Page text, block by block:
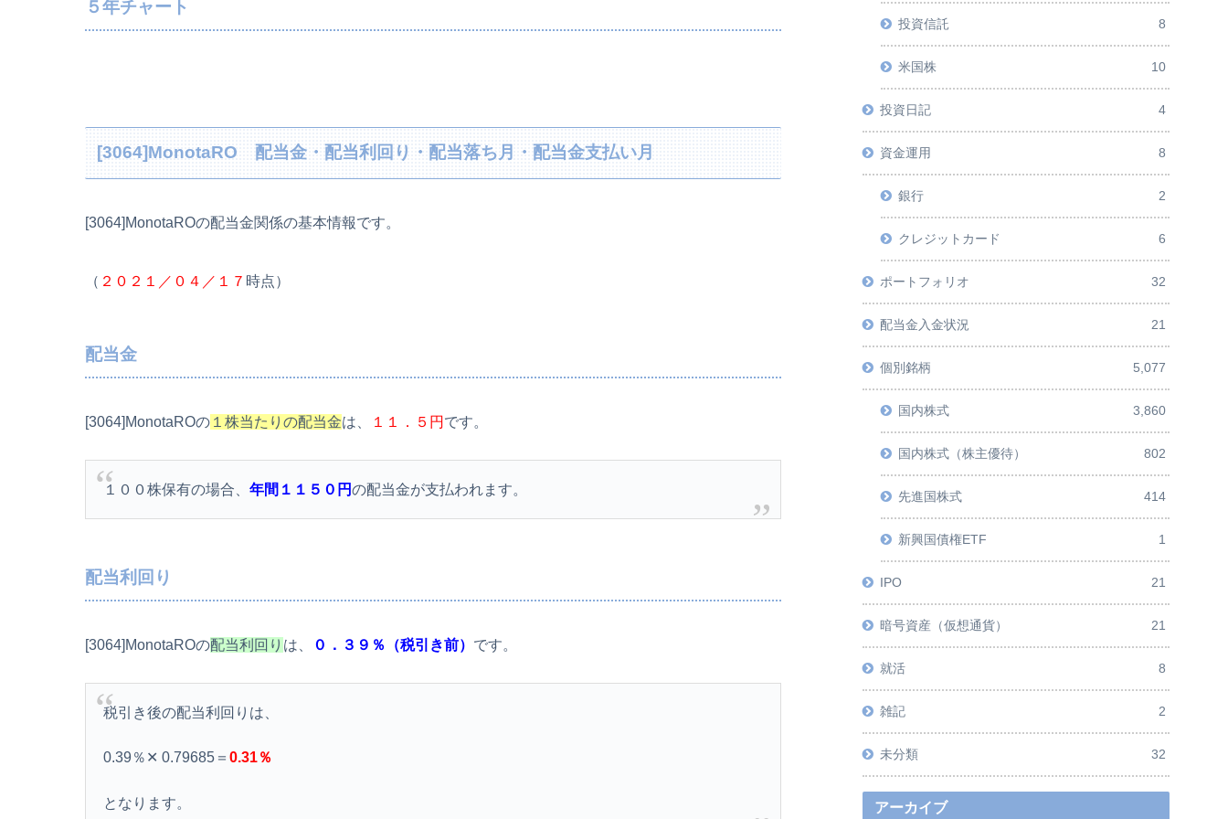
５年チャート
[3064]MonotaRO 配当金・配当利回り・配当落ち月・配当金支払い月
[3064]MonotaROの配当金関係の基本情報です。
（ ２０２１／０４／１７ 時点）
配当金
[3064]MonotaROの １株当たりの配当金は、 １１．５円 です。
１００株保有の場合、年間１１５０円の配当金が支払われます。
配当利回り
[3064]MonotaROの配当利回り は、 ０．３９％（税引き前） です。
税引き後の配当利回りは、
0.39％✕ 0.79685＝0.31％
となります。
投資信託 8
米国株 10
投資日記 4
資金運用 8
銀行 2
クレジットカード 6
ポートフォリオ 32
配当金入金状況 21
個別銘柄 5,077
国内株式 3,860
国内株式（株主優待） 802
先進国株式 414
新興国債権ETF 1
IPO 21
暗号資産（仮想通貨） 21
就活 8
雑記 2
未分類 32
アーカイブ